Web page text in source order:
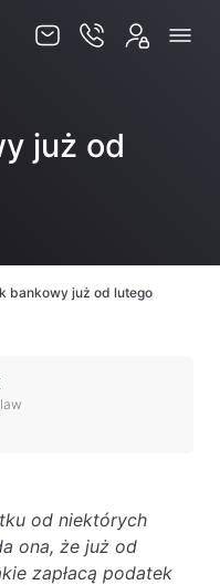
już od
bankowy już od lutego
od niektórych
ona, że już od
zapłacą podatek